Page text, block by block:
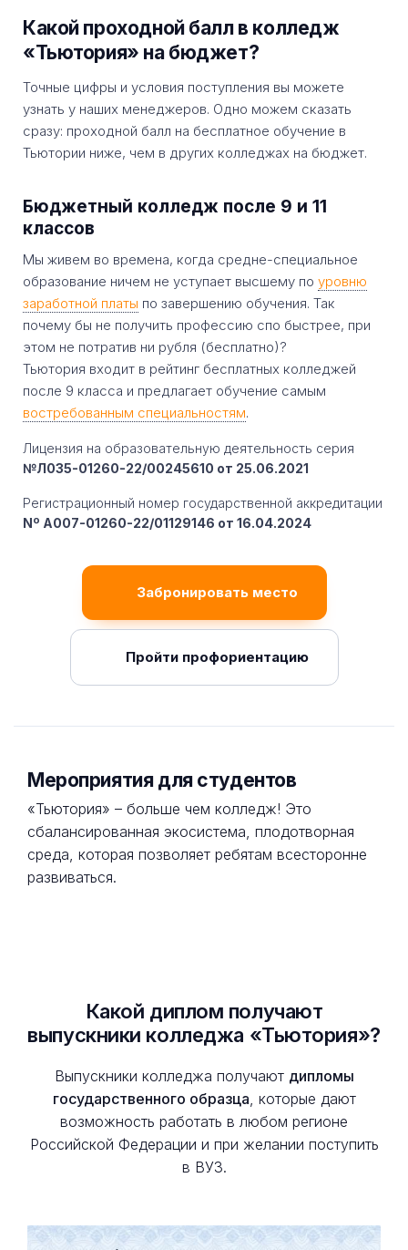
Какой проходной балл в колледж
«Тьютория» на бюджет?
Точные цифры и условия поступления вы можете
узнать у наших менеджеров. Одно можем сказать
сразу: проходной балл на бесплатное обучение в
Тьютории ниже, чем в других колледжах на бюджет.
Бюджетный колледж после 9 и 11
классов
Мы живем во времена, когда средне-специальное
образование ничем не уступает высшему по уровню
заработной платы по завершению обучения. Так
почему бы не получить профессию спо быстрее, при
этом не потратив ни рубля (бесплатно)?
Тьютория входит в рейтинг бесплатных колледжей
после 9 класса и предлагает обучение самым
востребованным специальностям.
Лицензия на образовательную деятельность серия
№Л035-01260-22/00245610 от 25.06.2021
Регистрационный номер государственной аккредитации
Nº A007-01260-22/01129146 от 16.04.2024
Забронировать место
Пройти профориентацию
Мероприятия для студентов
«Тьютория» – больше чем колледж! Это
сбалансированная экосистема, плодотворная
среда, которая позволяет ребятам всесторонне
развиваться.
Какой диплом получают
выпускники колледжа «Тьютория»?
Выпускники колледжа получают дипломы
государственного образца, которые дают
возможность работать в любом регионе
Российской Федерации и при желании поступить
в ВУЗ.